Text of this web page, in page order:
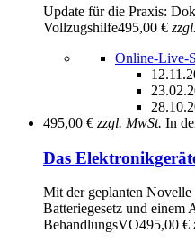
Update für die Praxis:
Vollzugshilfe495,00 €
Online-Live-
495,00 € zzgl. MwSt. In
Das
Mit der geplanten
Batteriegesetz und einem
BehandlungsVO495,00 €